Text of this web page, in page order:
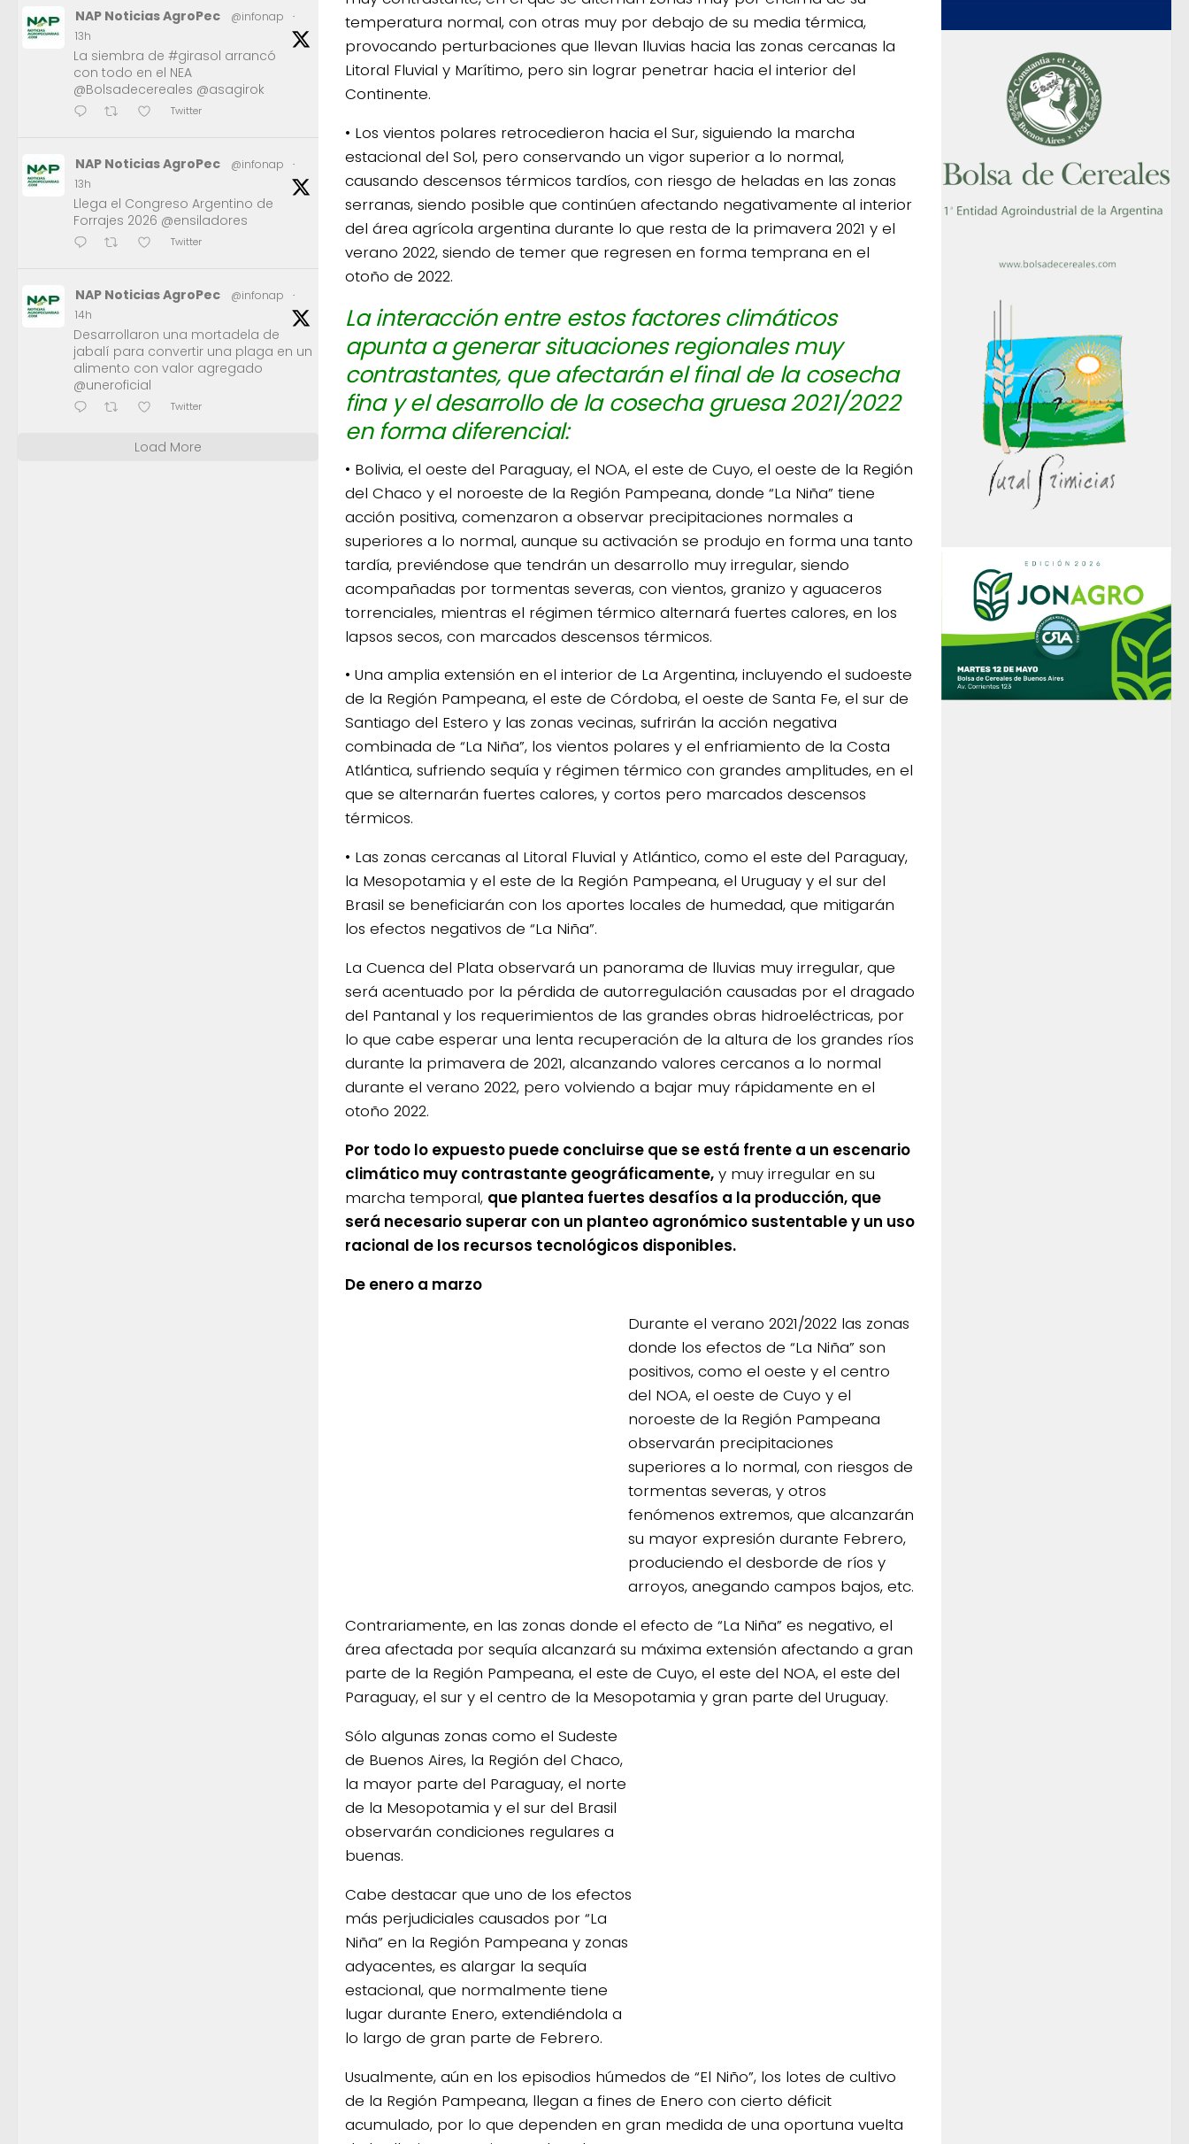
temperatura normal, con otras muy por debajo de su media térmica,
provocando perturbaciones que llevan lluvias hacia las zonas cercanas la
Litoral Fluvial y Marítimo, pero sin lograr penetrar hacia el interior del
Continente.
• Los vientos polares retrocedieron hacia el Sur, siguiendo la marcha
estacional del Sol, pero conservando un vigor superior a lo normal,
causando descensos térmicos tardíos, con riesgo de heladas en las zonas
serranas, siendo posible que continúen afectando negativamente al interior
del área agrícola argentina durante lo que resta de la primavera 2021 y el
verano 2022, siendo de temer que regresen en forma temprana en el
otoño de 2022.
La interacción entre estos factores climáticos
apunta a generar situaciones regionales muy
contrastantes, que afectarán el final de la cosecha
fina y el desarrollo de la cosecha gruesa 2021/2022
en forma diferencial:
• Bolivia, el oeste del Paraguay, el NOA, el este de Cuyo, el oeste de la Región
del Chaco y el noroeste de la Región Pampeana, donde “La Niña” tiene
acción positiva, comenzaron a observar precipitaciones normales a
superiores a lo normal, aunque su activación se produjo en forma una tanto
tardía, previéndose que tendrán un desarrollo muy irregular, siendo
acompañadas por tormentas severas, con vientos, granizo y aguaceros
torrenciales, mientras el régimen térmico alternará fuertes calores, en los
lapsos secos, con marcados descensos térmicos.
• Una amplia extensión en el interior de La Argentina, incluyendo el sudoeste
de la Región Pampeana, el este de Córdoba, el oeste de Santa Fe, el sur de
Santiago del Estero y las zonas vecinas, sufrirán la acción negativa
combinada de “La Niña”, los vientos polares y el enfriamiento de la Costa
Atlántica, sufriendo sequía y régimen térmico con grandes amplitudes, en el
que se alternarán fuertes calores, y cortos pero marcados descensos
térmicos.
• Las zonas cercanas al Litoral Fluvial y Atlántico, como el este del Paraguay,
la Mesopotamia y el este de la Región Pampeana, el Uruguay y el sur del
Brasil se beneficiarán con los aportes locales de humedad, que mitigarán
los efectos negativos de “La Niña”.
La Cuenca del Plata observará un panorama de lluvias muy irregular, que
será acentuado por la pérdida de autorregulación causadas por el dragado
del Pantanal y los requerimientos de las grandes obras hidroeléctricas, por
lo que cabe esperar una lenta recuperación de la altura de los grandes ríos
durante la primavera de 2021, alcanzando valores cercanos a lo normal
durante el verano 2022, pero volviendo a bajar muy rápidamente en el
otoño 2022.
Por todo lo expuesto puede concluirse que se está frente a un escenario
climático muy contrastante geográficamente, y muy irregular en su
marcha temporal, que plantea fuertes desafíos a la producción, que
será necesario superar con un planteo agronómico sustentable y un uso
racional de los recursos tecnológicos disponibles.
De enero a marzo
Durante el verano 2021/2022 las zonas
donde los efectos de “La Niña” son
positivos, como el oeste y el centro
del NOA, el oeste de Cuyo y el
noroeste de la Región Pampeana
observarán precipitaciones
superiores a lo normal, con riesgos de
tormentas severas, y otros
fenómenos extremos, que alcanzarán
su mayor expresión durante Febrero,
produciendo el desborde de ríos y
arroyos, anegando campos bajos, etc.
Contrariamente, en las zonas donde el efecto de “La Niña” es negativo, el
área afectada por sequía alcanzará su máxima extensión afectando a gran
parte de la Región Pampeana, el este de Cuyo, el este del NOA, el este del
Paraguay, el sur y el centro de la Mesopotamia y gran parte del Uruguay.
Sólo algunas zonas como el Sudeste
de Buenos Aires, la Región del Chaco,
la mayor parte del Paraguay, el norte
de la Mesopotamia y el sur del Brasil
observarán condiciones regulares a
buenas.
Cabe destacar que uno de los efectos
más perjudiciales causados por “La
Niña” en la Región Pampeana y zonas
adyacentes, es alargar la sequía
estacional, que normalmente tiene
lugar durante Enero, extendiéndola a
lo largo de gran parte de Febrero.
Usualmente, aún en los episodios húmedos de “El Niño”, los lotes de cultivo
de la Región Pampeana, llegan a fines de Enero con cierto déficit
acumulado, por lo que dependen en gran medida de una oportuna vuelta
NAP Noticias AgroPec @infonap
·
13h
La siembra de #girasol arrancó
con todo en el NEA
@Bolsadecereales @asagirok
Twitter
NAP Noticias AgroPec @infonap
·
13h
Llega el Congreso Argentino de
Forrajes 2026 @ensiladores
Twitter
NAP Noticias AgroPec @infonap
·
14h
Desarrollaron una mortadela de
jabalí para convertir una plaga en un
alimento con valor agregado
@uneroficial
Twitter
Load More